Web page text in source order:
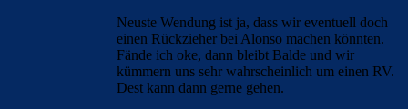
Neuste Wendung ist ja, dass wir eventuell doch
einen Rückzieher bei Alonso machen könnten.
Fände ich oke, dann bleibt Balde und wir
kümmern uns sehr wahrscheinlich um einen RV.
Dest kann dann gerne gehen.